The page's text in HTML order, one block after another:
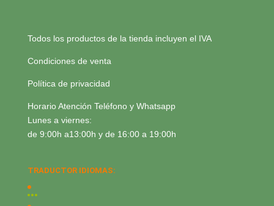
Todos los productos de la tienda incluyen el IVA
Condiciones de venta
Política de privacidad
Horario Atención Teléfono y Whatsapp
Lunes a viernes:
de 9:00h a13:00h y de 16:00 a 19:00h
TRADUCTOR IDIOMAS: